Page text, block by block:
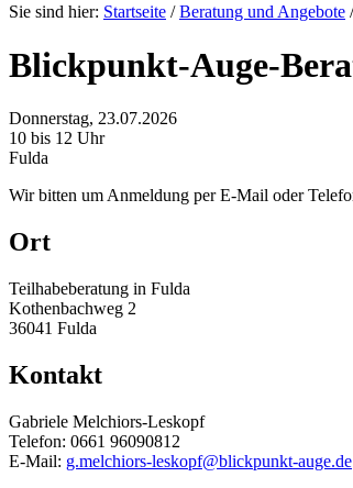
Sie sind hier: Startseite / Beratung und Angebote
Blickpunkt-Auge-
Donnerstag, 23.07.2026
10 bis 12 Uhr
Fulda
Wir bitten um Anmeldung per E-Mail oder
Ort
Teilhabeberatung in Fulda
Kothenbachweg 2
36041 Fulda
Kontakt
Gabriele Melchiors-Leskopf
Telefon: 0661 96090812
E-Mail: g.melchiors-leskopf@blickpunkt-auge.de